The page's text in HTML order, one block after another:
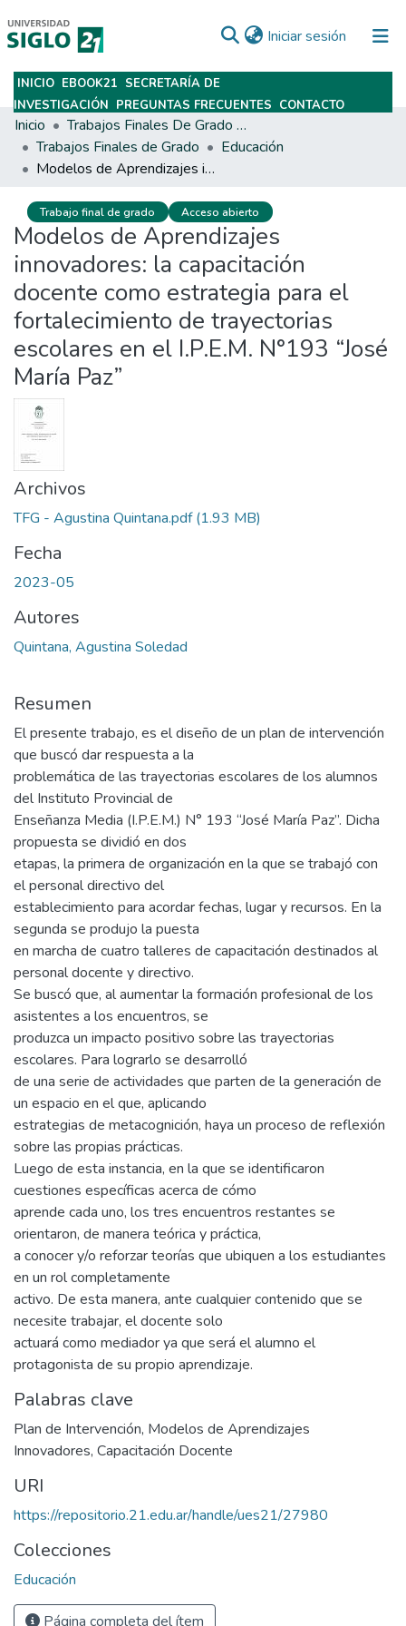
Iniciar sesión (current)
Subir
INICIO EBOOK21 SECRETARÍA DE
INVESTIGACIÓN PREGUNTAS FRECUENTES CONTACTO
Inicio
Trabajos Finales De Grado Y Posgrado
Trabajos Finales de Grado
Educación
Modelos de Aprendizajes innovadores: la capacitación docente como estrategia para el fortalecimiento de trayectorias escolares en el I.P.E.M. N°193 “José María Paz”
Trabajo final de grado Acceso abierto
Modelos de Aprendizajes
innovadores: la capacitación
docente como estrategia para el
fortalecimiento de trayectorias
escolares en el I.P.E.M. N°193 “José
María Paz”
Archivos
TFG - Agustina Quintana.pdf(1.93 MB)
Fecha
2023-05
Autores
Quintana, Agustina Soledad
Resumen
El presente trabajo, es el diseño de un plan de intervención
que buscó dar respuesta a la
problemática de las trayectorias escolares de los alumnos
del Instituto Provincial de
Enseñanza Media (I.P.E.M.) N° 193 “José María Paz”. Dicha
propuesta se dividió en dos
etapas, la primera de organización en la que se trabajó con
el personal directivo del
establecimiento para acordar fechas, lugar y recursos. En la
segunda se produjo la puesta
en marcha de cuatro talleres de capacitación destinados al
personal docente y directivo.
Se buscó que, al aumentar la formación profesional de los
asistentes a los encuentros, se
produzca un impacto positivo sobre las trayectorias
escolares. Para lograrlo se desarrolló
de una serie de actividades que parten de la generación de
un espacio en el que, aplicando
estrategias de metacognición, haya un proceso de reflexión
sobre las propias prácticas.
Luego de esta instancia, en la que se identificaron
cuestiones específicas acerca de cómo
aprende cada uno, los tres encuentros restantes se
orientaron, de manera teórica y práctica,
a conocer y/o reforzar teorías que ubiquen a los estudiantes
en un rol completamente
activo. De esta manera, ante cualquier contenido que se
necesite trabajar, el docente solo
actuará como mediador ya que será el alumno el
protagonista de su propio aprendizaje.
Palabras clave
Plan de Intervención, Modelos de Aprendizajes
Innovadores, Capacitación Docente
URI
https://repositorio.21.edu.ar/handle/ues21/27980
Colecciones
Educación
Página completa del ítem